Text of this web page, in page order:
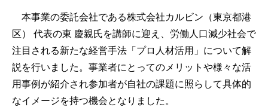
本事業の委託会社である株式会社カルビン（東京都港
区） 代表の東 慶親氏を講師に迎え、労働人口減少社会で
注目される新たな経営手法「プロ人材活用」について解
説を行いました。事業者にとってのメリットや様々な活
用事例が紹介され参加者が自社の課題に照らして具体的
なイメージを持つ機会となりました。